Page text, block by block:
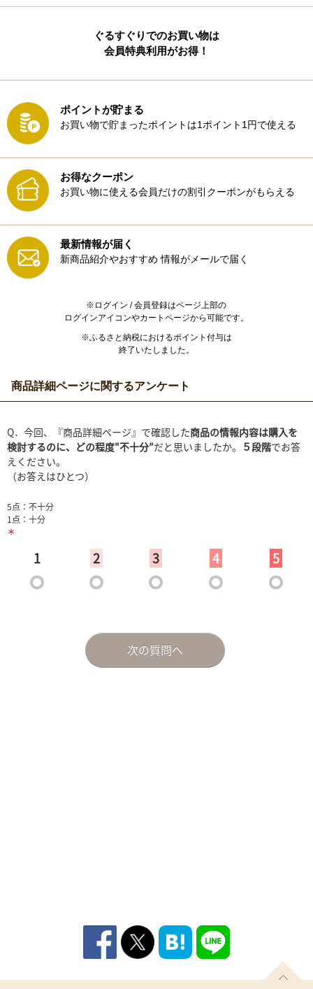
ぐるすぐりでのお買い物は
会員特典利用がお得！
ポイントが貯まる
お買い物で貯まったポイントは1ポイント1円で使える
お得なクーポン
お買い物に使える会員だけの割引クーポンがもらえる
最新情報が届く
新商品紹介やおすすめ 情報がメールで届く
※ログイン / 会員登録はページ上部の
ログインアイコンやカートページから可能です。
※ふるさと納税におけるポイント付与は
終了いたしました。
商品詳細ページに関するアンケート